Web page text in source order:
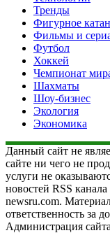
Тренды
Фигурное
Фильмы и
Футбол
Хоккей
Чемпионат
Шахматы
Шоу-бизнес
Экология
Экономика
Данный сайт не
сайте ни чего не
услуги не
новостей RSS
newsru.com.
ответственность за
Администрация